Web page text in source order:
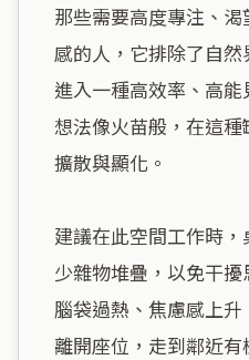
那些需要高度專注、
感的人，它排除了自
進入一種高效率、高
想法像火苗般，在這
擴散與顯化。
建議在此空間工作時
少雜物堆疊，以免干
腦袋過熱、焦慮感上
離開座位，走到鄰近